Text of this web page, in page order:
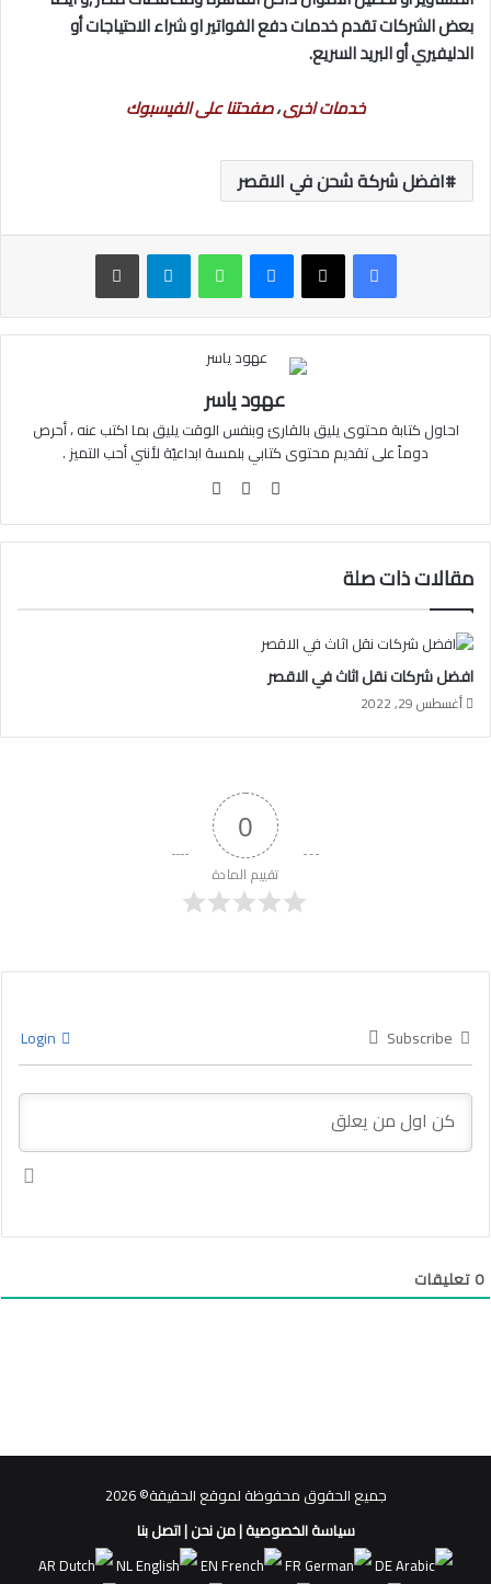
بعض الشركات تقدم خدمات دفع الفواتير او شراء الاحتياجات أو
الدليفيري أو البريد السريع.
خدمات اخرى،صفحتنا على الفيسبوك
افضل شركة شحن في الاقصر
ماسنجر واتساب تيلقرام طباعة
عهود ياسر
احاول كتابة محتوى يليق بالقارئ وبنفس الوقت يليق بما اكتب عنه ، أحرص
دوماً على تقديم محتوى كتابي بلمسة ابداعيّة لأنني أحب التميز .
فيسبوكانستقرام
مقالات ذات صلة
افضل شركات نقل اثاث في الاقصر
أغسطس 29, 2022
0
تقييم المادة
Subscribe
0تعليقات
جميع الحقوق محفوظة لموقع الحقيقة© 2026
سياسة الخصوصية|من نحن|اتصل بنا
AR
NL EN FR DE